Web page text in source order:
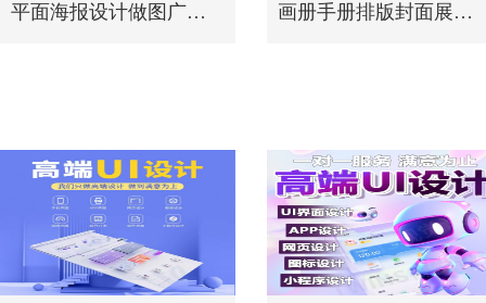
平面海报设计做图广告宣传单页 画册手册排版封面展板折页图片制作